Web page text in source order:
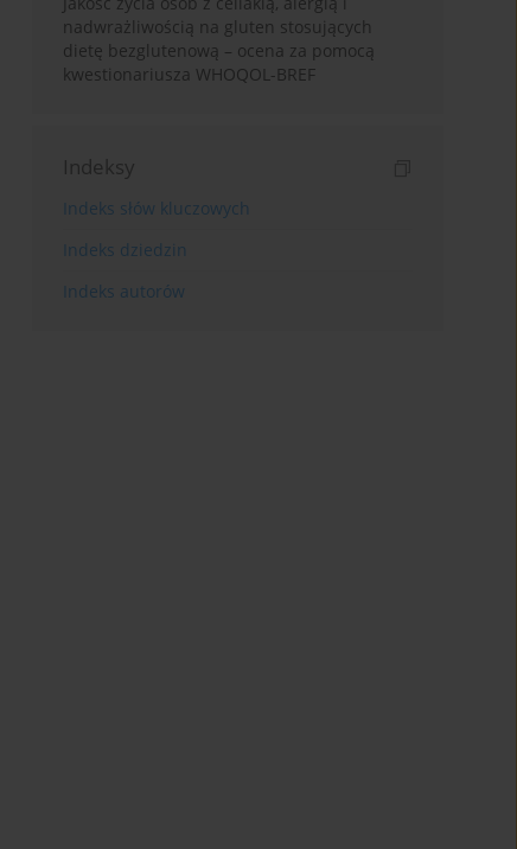
nadwrażliwością na gluten stosujących
dietę bezglutenową – ocena za pomocą
kwestionariusza WHOQOL-BREF
Indeksy
Indeks słów kluczowych
Indeks dziedzin
Indeks autorów